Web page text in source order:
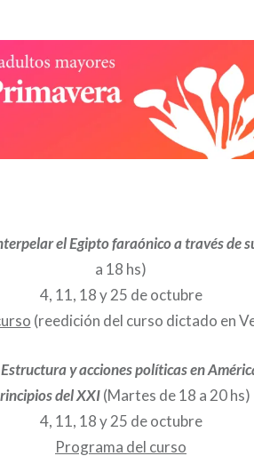
el Egipto faraónico a través de
a 18 hs)
4, 11, 18 y 25 de octubre
(reedición del curso dictado en
y acciones políticas en
del XXI (Martes de 18 a 20 hs)
4, 11, 18 y 25 de octubre
Programa del curso